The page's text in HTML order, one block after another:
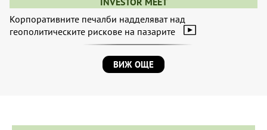
Корпоративните печалби надделяват над
геополитическите рискове на пазарите
ВИЖ ОЩЕ